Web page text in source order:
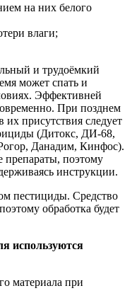
на них белого
влаги;
и трудоёмкий
может спать и
Эффективней
При позднем
присутствия следует
(Дитокс, ДИ-68,
Данадим, Кинфос).
препараты, поэтому
инструкции.
пестициды. Средство
обработка будет
используются
материала при